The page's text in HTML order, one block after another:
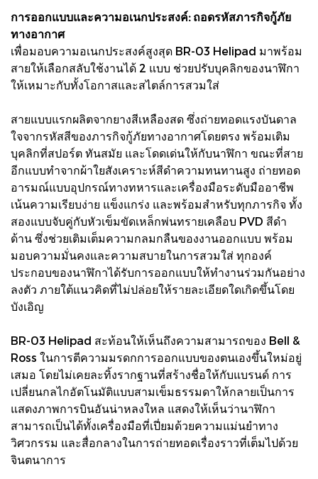
การออกแบบและความอเนกประสงค์: ถอดรหัสภารกิจกู้ภัย
ทางอากาศ
เพื่อมอบความอเนกประสงค์สูงสุด BR-03 Helipad มาพร้อม
สายให้เลือกสลับใช้งานได้ 2 แบบ ช่วยปรับบุคลิกของนาฬิกา
ให้เหมาะกับทั้งโอกาสและสไตล์การสวมใส่
สายแบบแรกผลิตจากยางสีเหลืองสด ซึ่งถ่ายทอดแรงบันดาล
ใจจากรหัสสีของภารกิจกู้ภัยทางอากาศโดยตรง พร้อมเติม
บุคลิกที่สปอร์ต ทันสมัย และโดดเด่นให้กับนาฬิกา ขณะที่สาย
อีกแบบทำจากผ้าใยสังเคราะห์สีดำความทนทานสูง ถ่ายทอด
อารมณ์แบบอุปกรณ์ทางทหารและเครื่องมือระดับมืออาชีพ
เน้นความเรียบง่าย แข็งแกร่ง และพร้อมสำหรับทุกภารกิจ ทั้ง
สองแบบจับคู่กับหัวเข็มขัดเหล็กพ่นทรายเคลือบ PVD สีดำ
ด้าน ซึ่งช่วยเติมเต็มความกลมกลืนของงานออกแบบ พร้อม
มอบความมั่นคงและความสบายในการสวมใส่ ทุกองค์
ประกอบของนาฬิกาได้รับการออกแบบให้ทำงานร่วมกันอย่าง
ลงตัว ภายใต้แนวคิดที่ไม่ปล่อยให้รายละเอียดใดเกิดขึ้นโดย
บังเอิญ
BR-03 Helipad สะท้อนให้เห็นถึงความสามารถของ Bell &
Ross ในการตีความมรดกการออกแบบของตนเองขึ้นใหม่อยู่
เสมอ โดยไม่เคยละทิ้งรากฐานที่สร้างชื่อให้กับแบรนด์ การ
เปลี่ยนกลไกอัตโนมัติแบบสามเข็มธรรมดาให้กลายเป็นการ
แสดงภาพการบินอันน่าหลงใหล แสดงให้เห็นว่านาฬิกา
สามารถเป็นได้ทั้งเครื่องมือที่เปี่ยมด้วยความแม่นยำทาง
วิศวกรรม และสื่อกลางในการถ่ายทอดเรื่องราวที่เต็มไปด้วย
จินตนาการ